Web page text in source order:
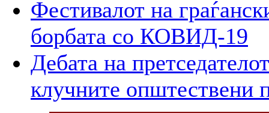
Фестивалот на
борбата со КОВИД-19
Дебата на
клучните општествени